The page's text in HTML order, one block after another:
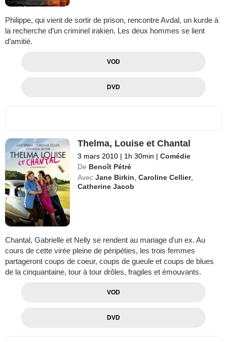
Philippe, qui vient de sortir de prison, rencontre Avdal, un kurde à
la recherche d’un criminel irakien. Les deux hommes se lient
d’amitié.
VOD
DVD
Thelma, Louise et Chantal
3 mars 2010 | 1h 30min | Comédie
De Benoît Pétré
Avec Jane Birkin ,Caroline Cellier,
Catherine Jacob
Chantal, Gabrielle et Nelly se rendent au mariage d'un ex. Au
cours de cette virée pleine de péripéties, les trois femmes
partageront coups de coeur, coups de gueule et coups de blues
de la cinquantaine, tour à tour drôles, fragiles et émouvants.
VOD
DVD